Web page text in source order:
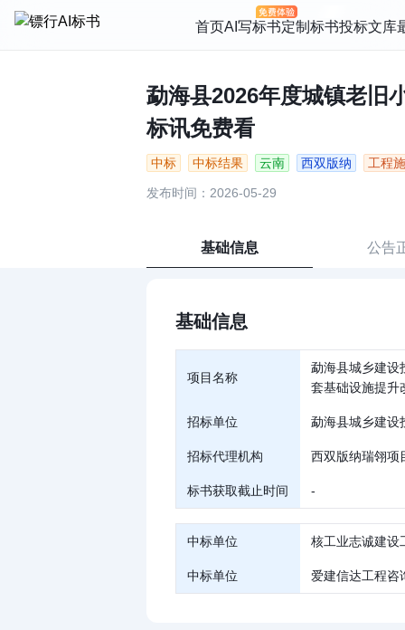
首页AI写标书定制标书投标文库
勐海县2026年度城镇老旧
标讯免费看
中标 中标结果 云南 西双版纳 工程
发布时间：2026-05-29
基础信息 公告
基础信息
项目名称
勐海县城乡建设
套基础设施提升
招标单位 勐海县城乡建设
招标代理机构 西双版纳瑞翎项
标书获取截止时间 -
中标单位 核工业志诚建设
中标单位 爱建信达工程咨